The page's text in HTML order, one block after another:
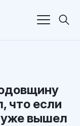
что если
уже вышел